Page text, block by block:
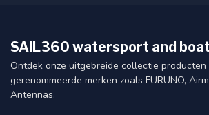
SAIL360 watersport and
Ontdek onze uitgebreide collectie producten
gerenommeerde merken zoals FURUNO,
Antennas.